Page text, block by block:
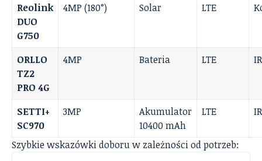
Reolink
DUO
G750
4MP (180°) Solar LTE
ORLLO
TZ2
PRO 4G
4MP Bateria LTE IR
SETTI+
SC970
3MP
Akumulator
10400 mAh
LTE IR
Szybkie wskazówki doboru w zależności od potrzeb: